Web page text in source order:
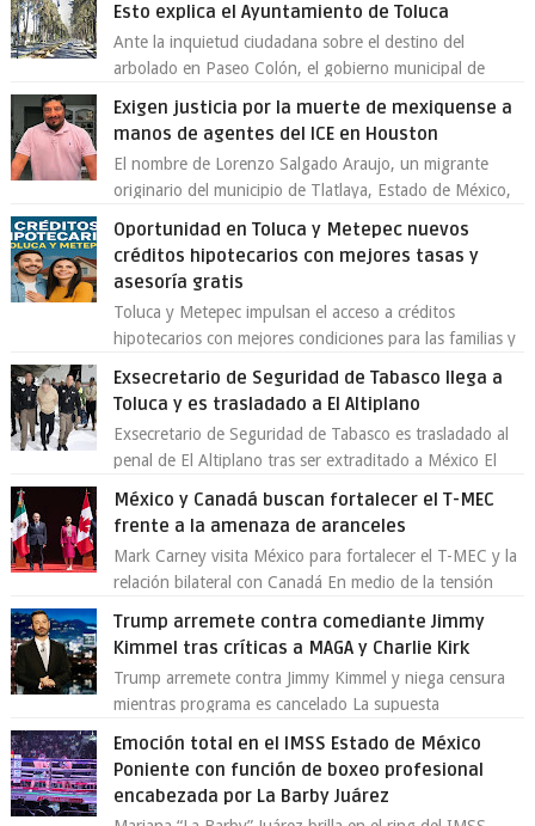
Esto explica el Ayuntamiento de Toluca
Ante la inquietud ciudadana sobre el destino del
arbolado en Paseo Colón, el gobierno municipal de
Exigen justicia por la muerte de mexiquense a
manos de agentes del ICE en Houston
El nombre de Lorenzo Salgado Araujo, un migrante
originario del municipio de Tlatlaya, Estado de México,
Oportunidad en Toluca y Metepec nuevos
créditos hipotecarios con mejores tasas y
asesoría gratis
Toluca y Metepec impulsan el acceso a créditos
hipotecarios con mejores condiciones para las familias y
Exsecretario de Seguridad de Tabasco llega a
Toluca y es trasladado a El Altiplano
Exsecretario de Seguridad de Tabasco es trasladado al
penal de El Altiplano tras ser extraditado a México El
México y Canadá buscan fortalecer el T-MEC
frente a la amenaza de aranceles
Mark Carney visita México para fortalecer el T-MEC y la
relación bilateral con Canadá En medio de la tensión
Trump arremete contra comediante Jimmy
Kimmel tras críticas a MAGA y Charlie Kirk
Trump arremete contra Jimmy Kimmel y niega censura
mientras programa es cancelado La supuesta
Emoción total en el IMSS Estado de México
Poniente con función de boxeo profesional
encabezada por La Barby Juárez